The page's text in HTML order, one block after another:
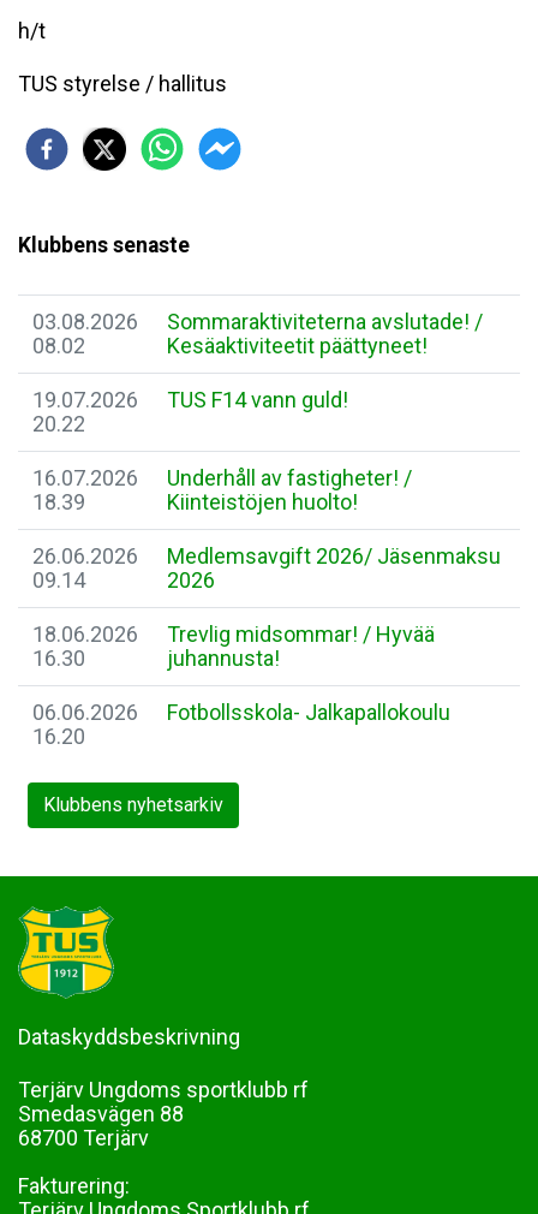
h/t
TUS styrelse / hallitus
Klubbens senaste
03.08.2026
08.02
Sommaraktiviteterna avslutade! /
Kesäaktiviteetit päättyneet!
19.07.2026
20.22
TUS F14 vann guld!
16.07.2026
18.39
Underhåll av fastigheter! /
Kiinteistöjen huolto!
26.06.2026
09.14
Medlemsavgift 2026/ Jäsenmaksu
2026
18.06.2026
16.30
Trevlig midsommar! / Hyvää
juhannusta!
06.06.2026
16.20
Fotbollsskola- Jalkapallokoulu
Klubbens nyhetsarkiv
Dataskyddsbeskrivning
Terjärv Ungdoms sportklubb rf
Smedasvägen 88
68700 Terjärv
Fakturering: